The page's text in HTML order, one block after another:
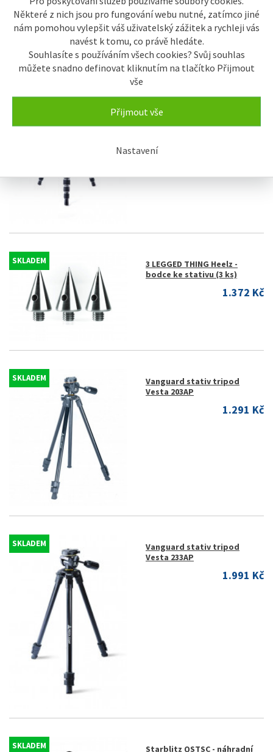
Některé z nich jsou pro fungování webu nutné, zatímco jiné
nám pomohou vylepšit váš uživatelský zážitek a rychleji vás
navést k tomu, co právě hledáte.
Souhlasíte s používáním všech cookies? Svůj souhlas
můžete snadno definovat kliknutím na tlačítko Přijmout
vše
Přijmout vše
Nastavení
SKLADEM
Vanguard stativ tripod
5.164 Kč
SKLADEM
3 LEGGED THING Heelz -
bodce ke stativu (3 ks)
1.372 Kč
SKLADEM
Vanguard stativ tripod
Vesta 203AP
1.291 Kč
SKLADEM
Vanguard stativ tripod
Vesta 233AP
1.991 Kč
SKLADEM
Starblitz QSTSC - náhradní